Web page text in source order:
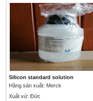
Silicon standard solution
Hãng sản xuất: Merck
Xuất xứ: Đức